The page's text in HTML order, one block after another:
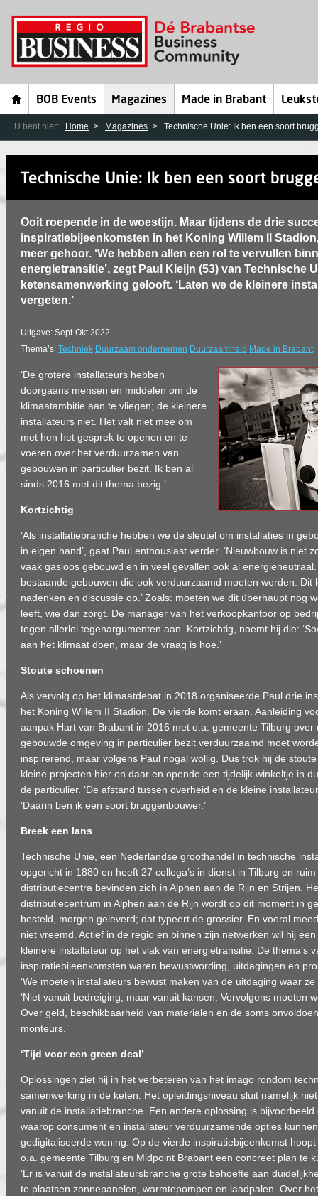
BOB Events Magazines Made in Brabant
U bent hier: Home Magazines Technische Unie: Ik ben een soort
Technische Unie: Ik ben een soort
Ooit roepende in de woestijn. Maar tijdens de drie
inspiratiebijeenkomsten in het Koning Willem II
meer gehoor. ‘We hebben allen een rol te vervullen
energietransitie’, zegt Paul Kleijn (53) van Technische
ketensamenwerking gelooft. ‘Laten we de kleinere
vergeten.’
Uitgave: Sept-Okt 2022
Thema’s: Techniek Duurzaam ondernemen Duurzaamheid Made in Brabant
‘De grotere installateurs hebben
doorgaans mensen en middelen om de
klimaatambitie aan te vliegen; de kleinere
installateurs niet. Het valt niet mee om
met hen het gesprek te openen en te
voeren over het verduurzamen van
gebouwen in particulier bezit. Ik ben al
sinds 2016 met dit thema bezig.’
Kortzichtig
‘Als installatiebranche hebben we de sleutel om installaties in
in eigen hand’, gaat Paul enthousiast verder. ‘Nieuwbouw is niet
vaak gasloos gebouwd en in veel gevallen ook al energieneutraal.
bestaande gebouwen die ook verduurzaamd moeten worden. Dit
nadenken en discussie op.’ Zoals: moeten we dit überhaupt nog
leeft, wie dan zorgt. De manager van het verkoopkantoor op
tegen allerlei tegenargumenten aan. Kortzichtig, noemt hij die:
aan het klimaat doen, maar de vraag is hoe.’
Stoute schoenen
Als vervolg op het klimaatdebat in 2018 organiseerde Paul drie
het Koning Willem II Stadion. De vierde komt eraan. Aanleiding
aanpak Hart van Brabant in 2016 met o.a. gemeente Tilburg over
gebouwde omgeving in particulier bezit verduurzaamd moet
inspirerend, maar volgens Paul nogal wollig. Dus trok hij de
kleine projecten hier en daar en opende een tijdelijk winkeltje in
de particulier. ‘De afstand tussen overheid en de kleine
‘Daarin ben ik een soort bruggenbouwer.’
Breek een lans
Technische Unie, een Nederlandse groothandel in technische
opgericht in 1880 en heeft 27 collega’s in dienst in Tilburg en
distributiecentra bevinden zich in Alphen aan de Rijn en Strijen.
distributiecentrum in Alphen aan de Rijn wordt op dit moment in
besteld, morgen geleverd; dat typeert de grossier. En vooral
niet vreemd. Actief in de regio en binnen zijn netwerken wil hij
kleinere installateur op het vlak van energietransitie. De thema’s
inspiratiebijeenkomsten waren bewustwording, uitdagingen en
‘We moeten installateurs bewust maken van de uitdaging waar ze
‘Niet vanuit bedreiging, maar vanuit kansen. Vervolgens moeten
Over geld, beschikbaarheid van materialen en de soms
monteurs.’
‘Tijd voor een green deal’
Oplossingen ziet hij in het verbeteren van het imago rondom
samenwerking in de keten. Het opleidingsniveau sluit namelijk
vanuit de installatiebranche. Een andere oplossing is
waarop consument en installateur verduurzamende opties
gedigitaliseerde woning. Op de vierde inspiratiebijeenkomst
o.a. gemeente Tilburg en Midpoint Brabant een concreet plan te
‘Er is vanuit de installateursbranche grote behoefte aan
te plaatsen zonnepanelen, warmtepompen en laadpalen. Over